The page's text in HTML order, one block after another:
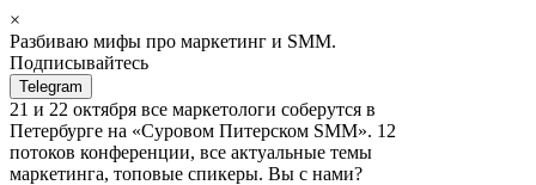
×
Разбиваю мифы про маркетинг и SMM.
Подписывайтесь
Telegram
21 и 22 октября все маркетологи соберутся в
Петербурге на «Суровом Питерском SMM». 12
потоков конференции, все актуальные темы
маркетинга, топовые спикеры. Вы с нами?